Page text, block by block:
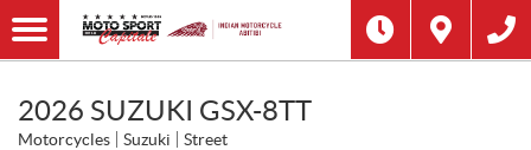
2026 SUZUKI GSX-8TT
Motorcycles Suzuki Street